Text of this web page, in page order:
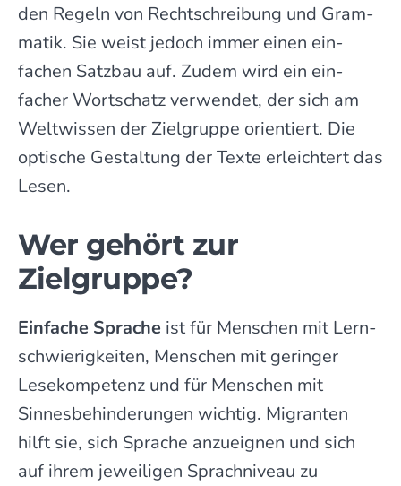
den Regeln von Recht­schrei­bung und Gram­
matik. Sie weist jedoch immer einen ein­
fachen Satz­bau auf. Zudem wird ein ein­
facher Wort­schatz verwendet, der sich am
Welt­wissen der Ziel­gruppe orientiert. Die
optische Gestal­tung der Texte erleichtert das
Lesen.
Wer gehört zur
Zielgruppe?
Einfache Sprache ist für Menschen mit Lern­
schwierig­keiten, Menschen mit geringer
Lese­kompetenz und für Menschen mit
Sinnes­behin­derungen wichtig. Migranten
hilft sie, sich Sprache anzu­eignen und sich
auf ihrem jeweiligen Sprach­niveau zu